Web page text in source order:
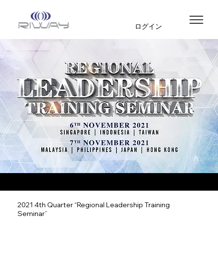
ログイン
2021 4th Quarter “Regional Leadership Training
Seminar”